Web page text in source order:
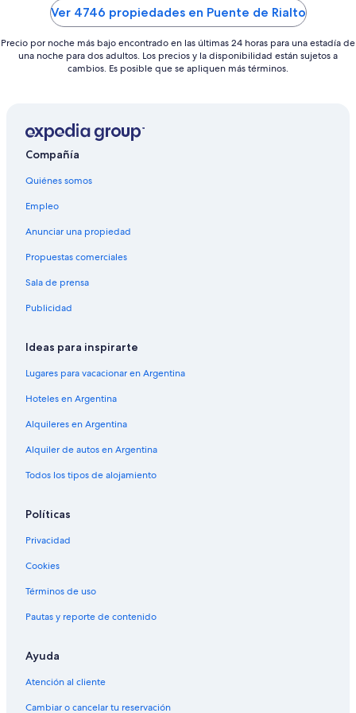
Ver 4746 propiedades en Puente de Rialto
Precio por noche más bajo encontrado en las últimas 24 horas para una estadía de
una noche para dos adultos. Los precios y la disponibilidad están sujetos a
cambios. Es posible que se apliquen más términos.
Compañía
Quiénes somos
Empleo
Anunciar una propiedad
Propuestas comerciales
Sala de prensa
Publicidad
Ideas para inspirarte
Lugares para vacacionar en Argentina
Hoteles en Argentina
Alquileres en Argentina
Alquiler de autos en Argentina
Todos los tipos de alojamiento
Políticas
Privacidad
Cookies
Términos de uso
Pautas y reporte de contenido
Ayuda
Atención al cliente
Cambiar o cancelar tu reservación